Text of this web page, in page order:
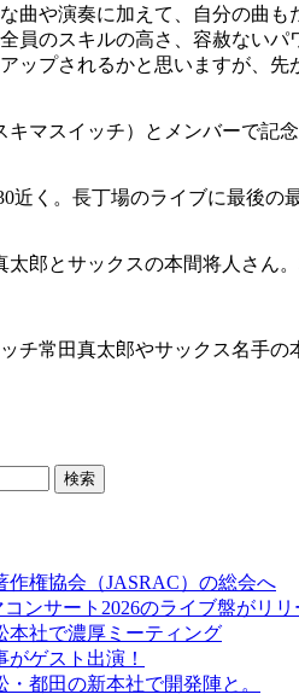
曲や演奏に加えて、自分の曲も
員のスキルの高さ、容赦ない
ップされるかと思いますが、先
キマスイッチ）とメンバーで記
近く。長丁場のライブに最後の
太郎とサックスの本間将人さん
チ常田真太郎やサックス名手
検索
作権協会（JASRAC）の総会へ
ンサート2026のライブ盤がリリ
本社で濃厚ミーティング
ゲスト出演！
・都田の新本社で開発陣と。